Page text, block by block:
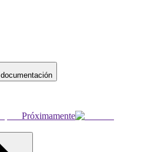
documentación
Próximamente